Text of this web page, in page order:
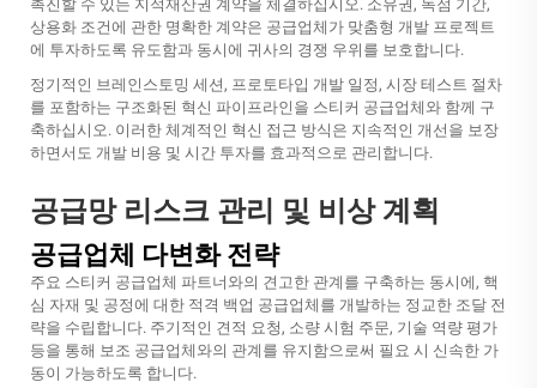
촉진할 수 있는 지적재산권 계약을 체결하십시오. 소유권, 독점 기간,
상용화 조건에 관한 명확한 계약은 공급업체가 맞춤형 개발 프로젝트
에 투자하도록 유도함과 동시에 귀사의 경쟁 우위를 보호합니다.
정기적인 브레인스토밍 세션, 프로토타입 개발 일정, 시장 테스트 절차
를 포함하는 구조화된 혁신 파이프라인을 스티커 공급업체와 함께 구
축하십시오. 이러한 체계적인 혁신 접근 방식은 지속적인 개선을 보장
하면서도 개발 비용 및 시간 투자를 효과적으로 관리합니다.
공급망 리스크 관리 및 비상 계획
공급업체 다변화 전략
주요 스티커 공급업체 파트너와의 견고한 관계를 구축하는 동시에, 핵
심 자재 및 공정에 대한 적격 백업 공급업체를 개발하는 정교한 조달 전
략을 수립합니다. 주기적인 견적 요청, 소량 시험 주문, 기술 역량 평가
등을 통해 보조 공급업체와의 관계를 유지함으로써 필요 시 신속한 가
동이 가능하도록 합니다.